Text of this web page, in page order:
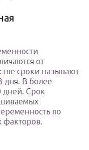
от
сроки называют
дня. В более
дней. Срок
по
факторов.